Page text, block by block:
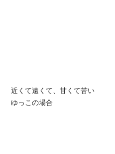
近くて遠くて、甘くて苦い
ゆっこの場合